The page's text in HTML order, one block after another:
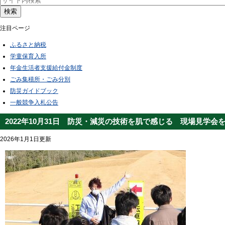
検索
注目ページ
ふるさと納税
学童保育入所
年金生活者支援給付金制度
ごみ集積所・ごみ分別
防災ガイドブック
一般競争入札公告
2022年10月31日 防災・減災の技術を肌で感じる 現場見学会
2026年1月1日更新